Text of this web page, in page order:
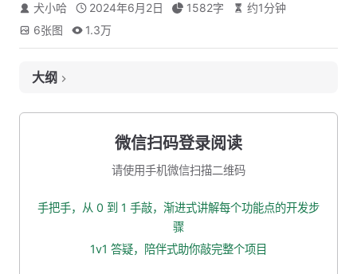
犬小哈 2024年6月2日 1582字 约1分钟
6张图 1.3万
大纲
二、为什么需要 Pinia 数据持久化？
三、使用 Pinia 数据持久化插件
3.2 用户信息 Store 持久化
3.3 菜单信息 Store 持久化
微信扫码登录阅读
请使用手机微信扫描二维码
手把手，从 0 到 1 手敲，渐进式讲解每个功能点的开发步
骤
1v1 答疑，陪伴式助你敲完整个项目